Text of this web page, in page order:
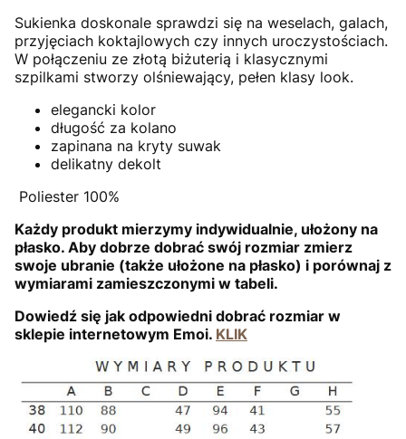
Sukienka doskonale sprawdzi się na weselach, galach,
przyjęciach koktajlowych czy innych uroczystościach.
W połączeniu ze złotą biżuterią i klasycznymi
szpilkami stworzy olśniewający, pełen klasy look.
elegancki kolor
długość za kolano
zapinana na kryty suwak
delikatny dekolt
Poliester 100%
Każdy produkt mierzymy indywidualnie, ułożony na
płasko. Aby dobrze dobrać swój rozmiar zmierz
swoje ubranie (także ułożone na płasko) i porównaj z
wymiarami zamieszczonymi w tabeli.
Dowiedź się jak odpowiedni dobrać rozmiar w
sklepie internetowym Emoi. KLIK